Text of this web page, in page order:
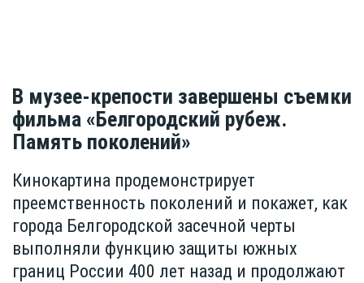
В музее-крепости завершены съемки
фильма «Белгородский рубеж.
Память поколений»
Кинокартина продемонстрирует
преемственность поколений и покажет, как
города Белгородской засечной черты
выполняли функцию защиты южных
границ России 400 лет назад и продолжают